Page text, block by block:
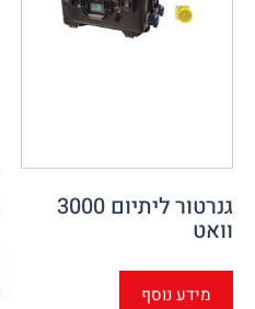
גנרטור ליתיום 3000
וואט
מידע נוסף